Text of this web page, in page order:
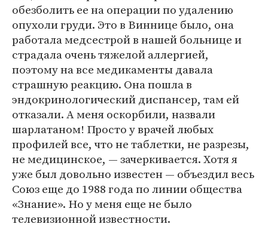
обезболить ее на операции по удалению
опухоли груди. Это в Виннице было, она
работала медсестрой в нашей больнице и
страдала очень тяжелой аллергией,
поэтому на все медикаменты давала
страшную реакцию. Она пошла в
эндокринологический диспансер, там ей
отказали. А меня оскорбили, назвали
шарлатаном! Просто у врачей любых
профилей все, что не таблетки, не разрезы,
не медицинское, — зачеркивается. Хотя я
уже был довольно известен — объездил весь
Союз еще до 1988 года по линии общества
«Знание». Но у меня еще не было
телевизионной известности.